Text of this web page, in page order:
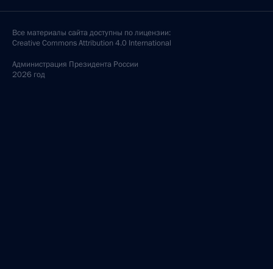
Все материалы сайта доступны по лицензии:
Creative Commons Attribution 4.0 International
Администрация Президента России
2026 год